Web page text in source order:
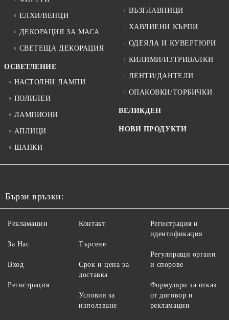
ЕЛХИ/ВЕНЦИ
ДЕКОРАЦИЯ ЗА МАСА
СВЕТЕЩА ДЕКОРАЦИЯ
ОСВЕТЛЕНИЕ
НАСТОЛНИ ЛАМПИ
ПОЛИЛЕИ
ЛАМПИОНИ
АПЛИЦИ
ШАПКИ
ВЪЗГЛАВНИЦИ
ХАВЛИЕНИ КЪРПИ
ОДЕЯЛА И КУВЕРТЮРИ
КИЛИМИ/ИЗТРИВАЛКИ
ЛЕНТИ/ДАНТЕЛИ
ОПАКОВКИ/ТОРБИЧКИ
ВЕЛИКДЕН
НОВИ ПРОДУКТИ
Бързи връзки:
Рекламации
За Нас
Вход
Регистрация
Контакт
Търсене
Срок и цена за
доставка
Условия за
използване
Регистрация и
идентификация
Регулиращи органи
и спорове
Формуляри за отказ
от договор и
рекламации